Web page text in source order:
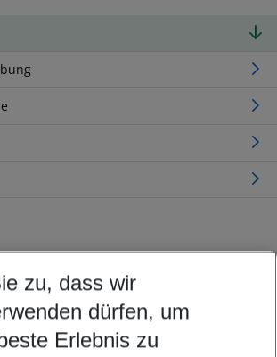
nach Ihren Wünschen
wählen
5-8 Nächte
zu, dass wir
dürfen, um
Erlebnis zu